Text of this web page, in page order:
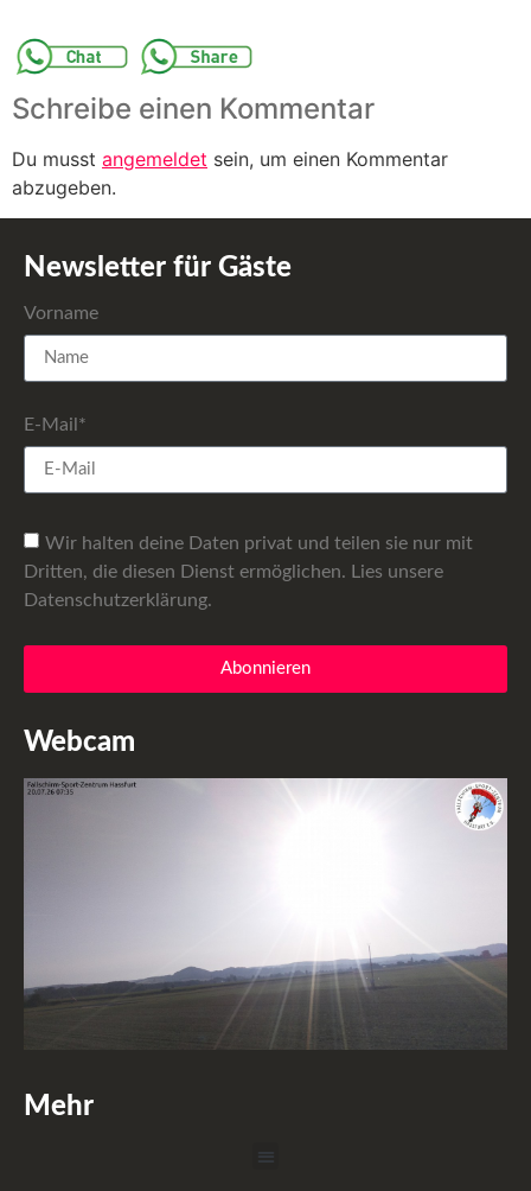
Schreibe einen Kommentar
Du musst angemeldet sein, um einen Kommentar
abzugeben.
Newsletter für Gäste
Vorname
E-Mail*
Wir halten deine Daten privat und teilen sie nur mit
Dritten, die diesen Dienst ermöglichen. Lies unsere
Datenschutzerklärung.
Abonnieren
Webcam
Mehr